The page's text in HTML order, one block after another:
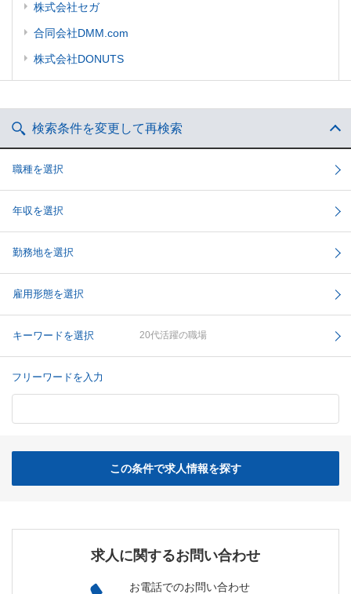
株式会社セガ
合同会社DMM.com
株式会社DONUTS
検索条件を変更して再検索
職種を選択
年収を選択
勤務地を選択
雇用形態を選択
キーワードを選択 20代活躍の職場
フリーワードを入力
この条件で求人情報を探す
求人に関するお問い合わせ
お電話でのお問い合わせ